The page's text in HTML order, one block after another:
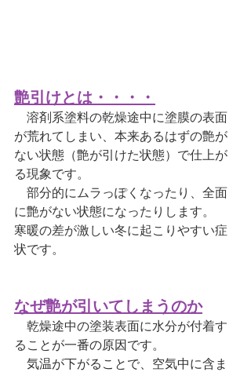
艶引けとは・・・・
溶剤系塗料の乾燥途中に塗膜の表面
が荒れてしまい、本来あるはずの艶が
ない状態（艶が引けた状態）で仕上が
る現象です。
部分的にムラっぽくなったり、全面
に艶がない状態になったりします。
寒暖の差が激しい冬に起こりやすい症
状です。
なぜ艶が引いてしまうのか
乾燥途中の塗装表面に水分が付着す
ること が一番の原因です。
気温が下がることで、空気中に含ま